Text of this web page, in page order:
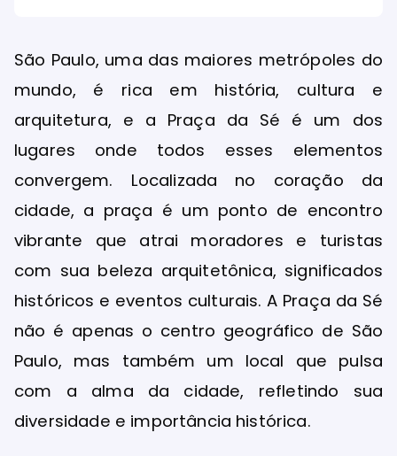
São Paulo, uma das maiores metrópoles do
mundo, é rica em história, cultura e
arquitetura, e a Praça da Sé é um dos
lugares onde todos esses elementos
convergem. Localizada no coração da
cidade, a praça é um ponto de encontro
vibrante que atrai moradores e turistas
com sua beleza arquitetônica, significados
históricos e eventos culturais. A Praça da Sé
não é apenas o centro geográfico de São
Paulo, mas também um local que pulsa
com a alma da cidade, refletindo sua
diversidade e importância histórica.